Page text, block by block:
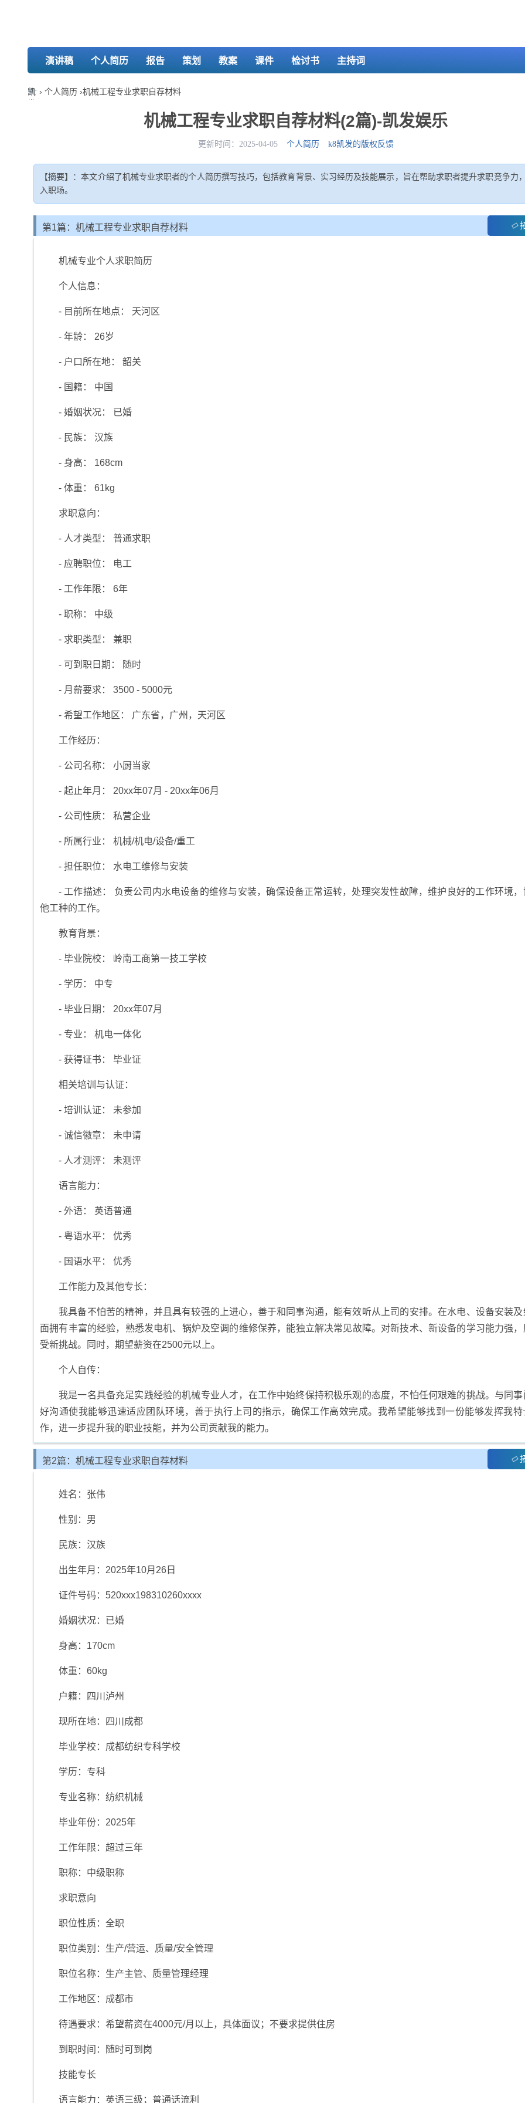
演讲稿 个人简历 报告 策划 教案 课件 检讨书 主持词
凯 › 个人简历 ›机械工程专业求职自荐材料
机械工程专业求职自荐材料(2篇)-凯发娱乐
更新时间：2025-04-05 个人简历 k8凯发的版权反馈
【摘要】：本文介绍了机械专业求职者的个人简历撰写技巧，包括教育背景、实习经历及技能展示，旨在帮助求职者提升求职竞争力
入职场。
第1篇：机械工程专业求职自荐材料
机械专业个人求职简历
个人信息：
- 目前所在地点： 天河区
- 年龄： 26岁
- 户口所在地： 韶关
- 国籍： 中国
- 婚姻状况： 已婚
- 民族： 汉族
- 身高： 168cm
- 体重： 61kg
求职意向：
- 人才类型： 普通求职
- 应聘职位： 电工
- 工作年限： 6年
- 职称： 中级
- 求职类型： 兼职
- 可到职日期： 随时
- 月薪要求： 3500 - 5000元
- 希望工作地区： 广东省，广州，天河区
工作经历：
- 公司名称： 小厨当家
- 起止年月： 20xx年07月 - 20xx年06月
- 公司性质： 私营企业
- 所属行业： 机械/机电/设备/重工
- 担任职位： 水电工维修与安装
- 工作描述： 负责公司内水电设备的维修与安装，确保设备正常运转，处理突发性故障，维护良好的工作环境，
他工种的工作。
教育背景：
- 毕业院校： 岭南工商第一技工学校
- 学历： 中专
- 毕业日期： 20xx年07月
- 专业： 机电一体化
- 获得证书： 毕业证
相关培训与认证：
- 培训认证： 未参加
- 诚信徽章： 未申请
- 人才测评： 未测评
语言能力：
- 外语： 英语普通
- 粤语水平： 优秀
- 国语水平： 优秀
工作能力及其他专长：
我具备不怕苦的精神，并且具有较强的上进心，善于和同事沟通，能有效听从上司的安排。在水电、设备安装
面拥有丰富的经验，熟悉发电机、锅炉及空调的维修保养，能独立解决常见故障。对新技术、新设备的学习能力强
受新挑战。同时，期望薪资在2500元以上。
个人自传：
我是一名具备充足实践经验的机械专业人才，在工作中始终保持积极乐观的态度，不怕任何艰难的挑战。与同
好沟通使我能够迅速适应团队环境，善于执行上司的指示，确保工作高效完成。我希望能够找到一份能够发挥我特
作，进一步提升我的职业技能，并为公司贡献我的能力。
第2篇：机械工程专业求职自荐材料
姓名：张伟
性别：男
民族：汉族
出生年月：2025年10月26日
证件号码：520xxx198310260xxxx
婚姻状况：已婚
身高：170cm
体重：60kg
户籍：四川泸州
现所在地：四川成都
毕业学校：成都纺织专科学校
学历：专科
专业名称：纺织机械
毕业年份：2025年
工作年限：超过三年
职称：中级职称
求职意向
职位性质：全职
职位类别：生产/营运、质量/安全管理
职位名称：生产主管、质量管理经理
工作地区：成都市
待遇要求：希望薪资在4000元/月以上，具体面议；不要求提供住房
到职时间：随时可到岗
技能专长
语言能力：英语三级；普通话流利